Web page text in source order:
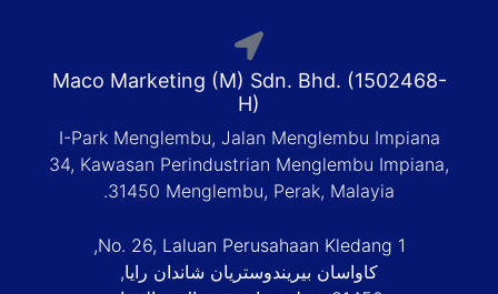
Maco Marketing (M) Sdn. Bhd.
I-Park Menglembu, Jalan Menglembu Impiana
34, Kawasan Perindustrian Menglembu
31450 Menglembu, Perak, Malayia.
No. 26, Laluan Perusahaan Kledang 1,
كاواسان بيريندوستريان شاندان رايا,